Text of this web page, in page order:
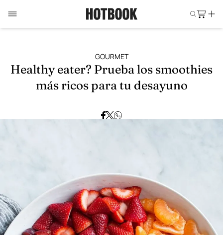
GOURMET
Healthy eater? Prueba los smoothies
más ricos para tu desayuno